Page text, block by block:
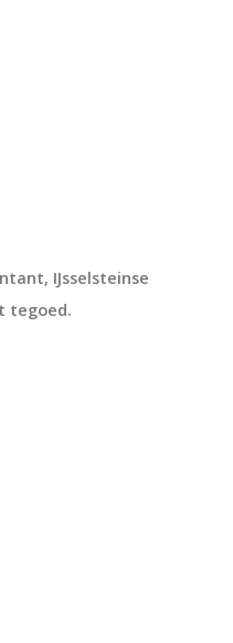
IJsselsteinse
tegoed.